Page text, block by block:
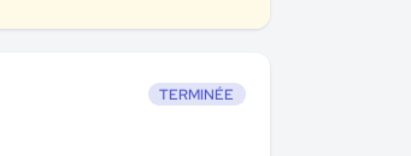
TERMINÉE